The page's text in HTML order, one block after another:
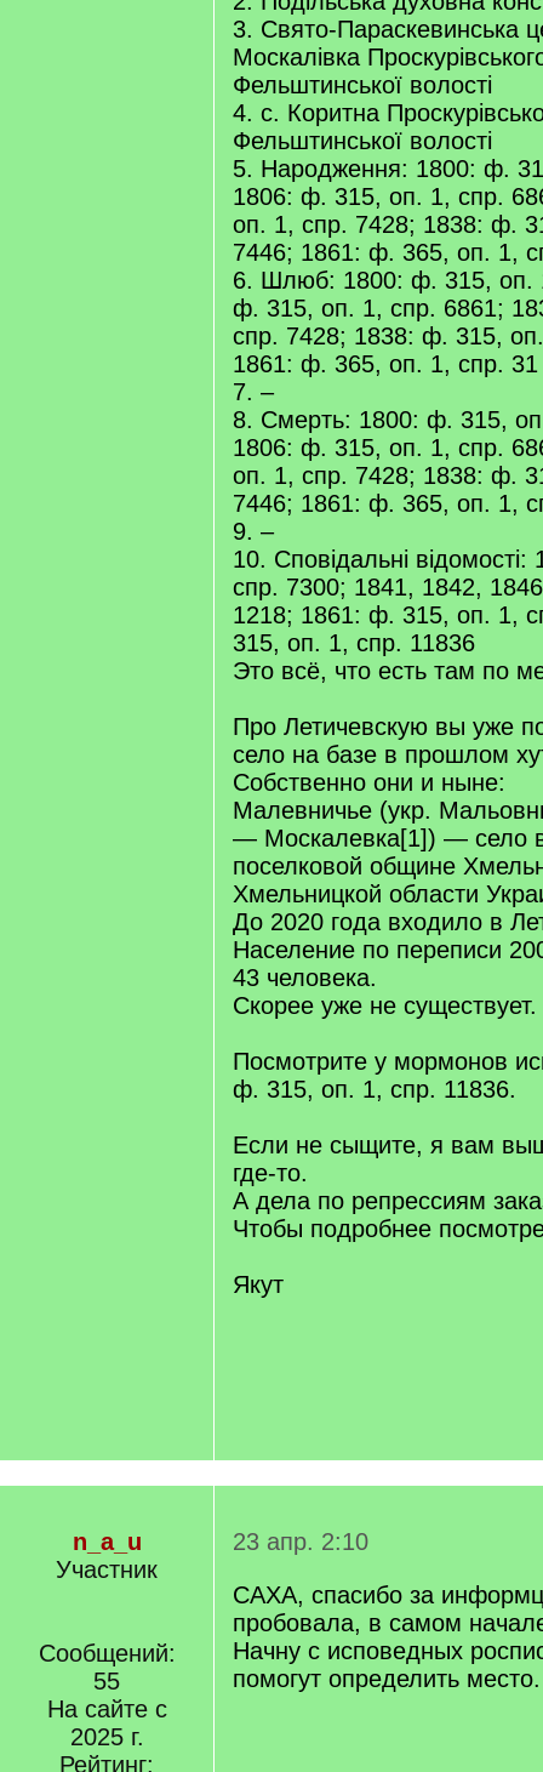
3. Свято-Параскевинська
Москалівка
Фельштинської волості
4. с. Коритна
Фельштинської волості
5. Народження: 1800: ф.
1806: ф. 315, оп. 1, спр.
оп. 1, спр. 7428; 1838: ф.
7446; 1861: ф. 365, оп. 1,
6. Шлюб: 1800: ф. 315, оп.
ф. 315, оп. 1, спр. 6861;
спр. 7428; 1838: ф. 315,
1861: ф. 365, оп. 1, спр. 31
7. –
8. Смерть: 1800: ф. 315,
1806: ф. 315, оп. 1, спр.
оп. 1, спр. 7428; 1838: ф.
7446; 1861: ф. 365, оп. 1,
9. –
10. Сповідальні
спр. 7300; 1841, 1842,
1218; 1861: ф. 315, оп. 1,
315, оп. 1, спр. 11836
Это всё, что есть там по
Про Летичевскую вы уже
село на базе в прошлом
Собственно они и ныне:
Малевничье (укр.
— Москалевка[1]) — село в
поселковой общине
Хмельницкой области
До 2020 года входило в
Население по переписи
43 человека.
Скорее уже не существует.
Посмотрите у мормонов
ф. 315, оп. 1, спр. 11836.
Если не сыщите, я вам
где-то.
А дела по репрессиям
Чтобы подробнее
Якут
n_a_u
Участник
Сообщений:
55
На сайте с
2025 г.
Рейтинг:
23 апр. 2:10
САХА, спасибо за
пробовала, в самом
Начну с исповедных
помогут определить место.